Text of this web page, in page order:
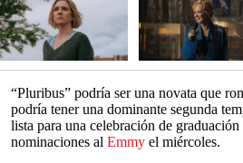
“Pluribus” podría ser una novata que
podría tener una dominante segunda
lista para una celebración de
nominaciones al Emmy el miércoles.